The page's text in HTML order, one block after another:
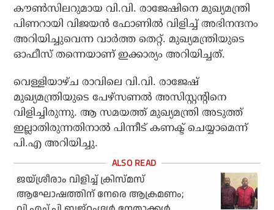
കൗണ്‍സിലറുമായ വി.വി. രാജേഷിനെ മുഖ്യമന്ത്രി
പിണറായി വിജയന്‍ ഫോണില്‍ വിളിച്ച് അഭിനന്ദനം
അറിയിച്ചുവെന്ന വാര്‍ത്ത തെറ്റ്. മുഖ്യമന്ത്രിയുടെ
ഓഫീസ് തന്നെയാണ് ഇക്കാര്യം അറിയിച്ചത്.
വെള്ളിയാഴ്ച രാവിലെ വി.വി. രാജേഷ്
മുഖ്യമന്ത്രിയുടെ പേഴ്‌സണല്‍ അസിസ്റ്റന്റിനെ
വിളിച്ചിരുന്നു. ആ സമയത്ത് മുഖ്യമന്ത്രി അടുത്ത്
ഇല്ലാതിരുന്നതിനാല്‍ പിന്നീട് കണക്ട് ചെയ്യാമെന്ന്
പി.എ അറിയിച്ചു.
ജയ്ശ്രീരാം വിളിച്ച് ക്രിസ്മസ്
ആഘോഷത്തിന് നേരെ ആക്രമണം;